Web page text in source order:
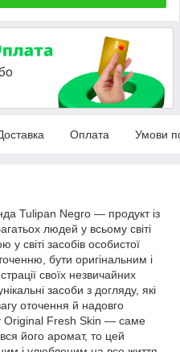
Оплата Умови
Tulipan Negro — продукт із
людей у всьому світі
світі засобів особистої
бути оригінальним і
своїх незвичайних
засоби з догляду, які
оточення й надовго
Original Fresh Skin — саме
його аромат, то цей